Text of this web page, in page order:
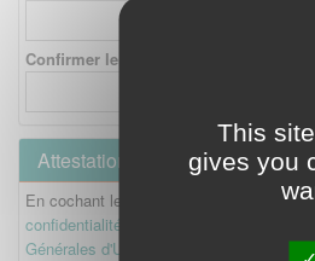
This
gives you
Confirmer le mot de passe *
Attestation
En cochant les cases ci-dessous, je
confidentialité
Générales d'Utilisation